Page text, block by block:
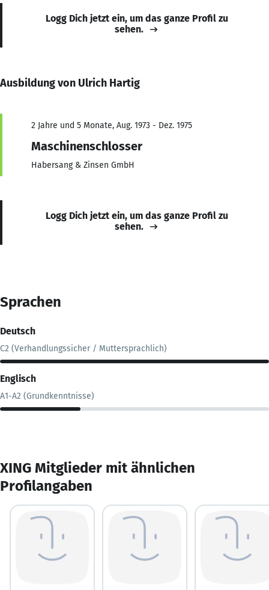
Logg Dich jetzt ein, um das ganze Profil zu
sehen.
Ausbildung von Ulrich Hartig
2 Jahre und 5 Monate, Aug. 1973 - Dez. 1975
Maschinenschlosser
Habersang & Zinsen GmbH
Logg Dich jetzt ein, um das ganze Profil zu
sehen.
Sprachen
Deutsch
C2 (Verhandlungssicher / Muttersprachlich)
Englisch
A1-A2 (Grundkenntnisse)
XING Mitglieder mit ähnlichen
Profilangaben